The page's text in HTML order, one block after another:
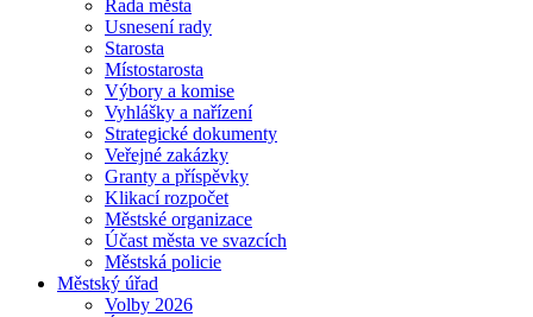
Rada města
Usnesení rady
Starosta
Místostarosta
Výbory a komise
Vyhlášky a nařízení
Strategické dokumenty
Veřejné zakázky
Granty a příspěvky
Klikací rozpočet
Městské organizace
Účast města ve svazcích
Městská policie
Městský úřad
Volby 2026